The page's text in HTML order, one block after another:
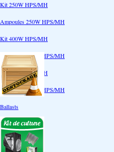
Kit 250W HPS/MH
Ampoules 250W HPS/MH
Kit 400W HPS/MH
Ampoules 400W HPS/MH
Kit 600W HPS/MH
Ampoules 600W HPS/MH
Ballasts
Réflecteurs
CoolTube